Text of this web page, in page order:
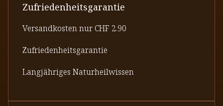
Zufriedenheitsgarantie
Versandkosten nur CHF 2.90
Zufriedenheitsgarantie
Langjähriges Naturheilwissen